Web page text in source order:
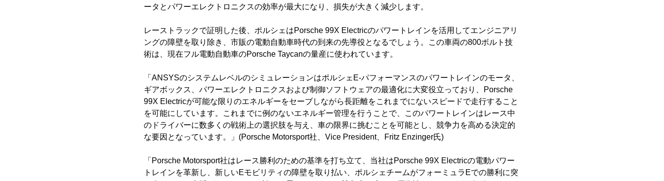
ータとパワーエレクトロニクスの効率が最大になり、損失が大きく減少します。
レーストラックで証明した後、ポルシェはPorsche 99X Electricのパワートレインを活用してエンジニアリ
ングの障壁を取り除き、市販の電動自動車時代の到来の先導役となるでしょう。この車両の800ボルト技
術は、現在フル電動自動車のPorsche Taycanの量産に使われています。
「ANSYSのシステムレベルのシミュレーションはポルシェE-パフォーマンスのパワートレインのモータ、
ギアボックス、パワーエレクトロニクスおよび制御ソフトウェアの最適化に大変役立っており、Porsche
99X Electricが可能な限りのエネルギーをセーブしながら長距離をこれまでにないスピードで走行すること
を可能にしています。これまでに例のないエネルギー管理を行うことで、このパワートレインはレース中
のドライバーに数多くの戦術上の選択肢を与え、車の限界に挑むことを可能とし、競争力を高める決定的
な要因となっています。」(Porsche Motorsport社、Vice President、Fritz Enzinger氏)
「Porsche Motorsport社はレース勝利のための基準を打ち立て、当社はPorsche 99X Electricの電動パワー
トレインを革新し、新しいEモビリティの障壁を取り払い、ポルシェチームがフォーミュラEでの勝利に突